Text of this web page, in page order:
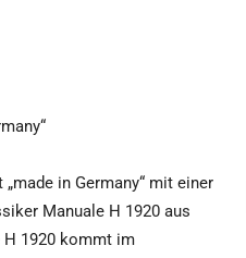
in Germany“ mit einer
Manuale H 1920 aus
H 1920 kommt im